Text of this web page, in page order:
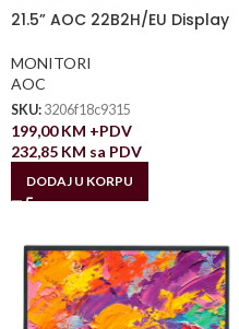
21.5” AOC 22B2H/EU Display
MONITORI
AOC
SKU: 3206f18c9315
199,00KM +PDV
232,85 KM sa PDV
DODAJ U KORPU